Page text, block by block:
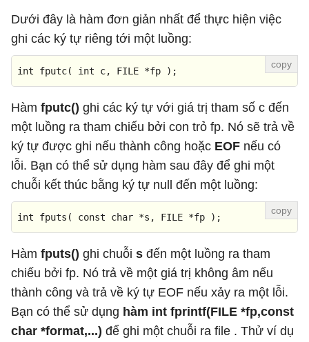
Dưới đây là hàm đơn giản nhất để thực hiện việc
ghi các ký tự riêng tới một luồng:
int fputc( int c, FILE *fp ) ;
Hàm fputc() ghi các ký tự với giá trị tham số c đến
một luồng ra tham chiếu bởi con trỏ fp. Nó sẽ trả về
ký tự được ghi nếu thành công hoặc EOF nếu có
lỗi. Bạn có thể sử dụng hàm sau đây để ghi một
chuỗi kết thúc bằng ký tự null đến một luồng:
int fputs ( const char *s, FILE *fp ) ;
Hàm fputs() ghi chuỗi s đến một luồng ra tham
chiếu bởi fp. Nó trả về một giá trị không âm nếu
thành công và trả về ký tự EOF nếu xảy ra một lỗi.
Bạn có thể sử dụng hàm int fprintf(FILE *fp,const
char *format,...) để ghi một chuỗi ra file . Thử ví dụ